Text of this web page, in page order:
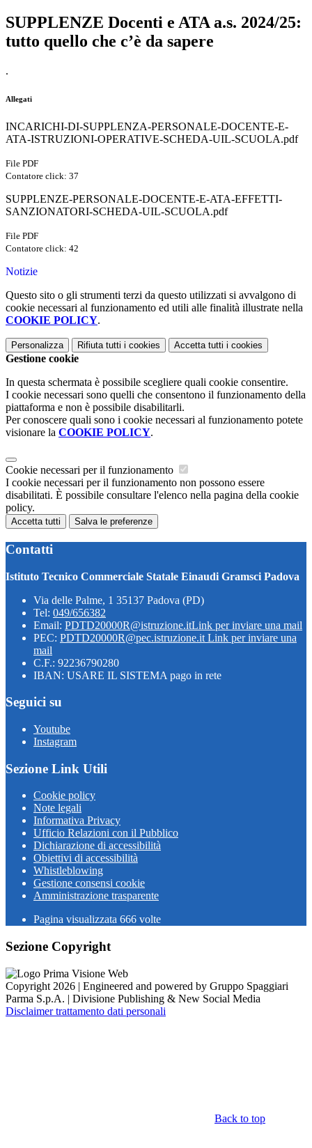
SUPPLENZE Docenti e ATA a.s. 2024/25:
tutto quello che c’è da sapere
.
Allegati
INCARICHI-DI-SUPPLENZA-PERSONALE-DOCENTE-E-
ATA-ISTRUZIONI-OPERATIVE-SCHEDA-UIL-SCUOLA.pdf
File PDF
Contatore click: 37
SUPPLENZE-PERSONALE-DOCENTE-E-ATA-EFFETTI-
SANZIONATORI-SCHEDA-UIL-SCUOLA.pdf
File PDF
Contatore click: 42
Notizie
Questo sito o gli strumenti terzi da questo utilizzati si avvalgono di
cookie necessari al funzionamento ed utili alle finalità illustrate nella
COOKIE POLICY.
Personalizza Rifiuta tutti i cookies Accetta tutti i cookies
Gestione cookie
In questa schermata è possibile scegliere quali cookie consentire.
I cookie necessari sono quelli che consentono il funzionamento della
piattaforma e non è possibile disabilitarli.
Per conoscere quali sono i cookie necessari al funzionamento potete
visionare la COOKIE POLICY.
Cookie necessari per il funzionamento
I cookie necessari per il funzionamento non possono essere
disabilitati. È possibile consultare l'elenco nella pagina della cookie
policy.
Accetta tutti Salva le preferenze
Contatti
Istituto Tecnico Commerciale Statale Einaudi Gramsci Padova
Via delle Palme, 1 35137 Padova (PD)
Tel: 049/656382
Email: PDTD20000R@istruzione.itLink per inviare una mail
PEC: PDTD20000R@pec.istruzione.it Link per inviare una
mail
C.F.: 92236790280
IBAN: USARE IL SISTEMA pago in rete
Seguici su
Youtube
Instagram
Sezione Link Utili
Cookie policy
Note legali
Informativa Privacy
Ufficio Relazioni con il Pubblico
Dichiarazione di accessibilità
Obiettivi di accessibilità
Whistleblowing
Gestione consensi cookie
Amministrazione trasparente
Pagina visualizzata 666 volte
Sezione Copyright
Copyright 2026 | Engineered and powered by Gruppo Spaggiari
Parma S.p.A. | Divisione Publishing & New Social Media
Disclaimer trattamento dati personali
Back to top